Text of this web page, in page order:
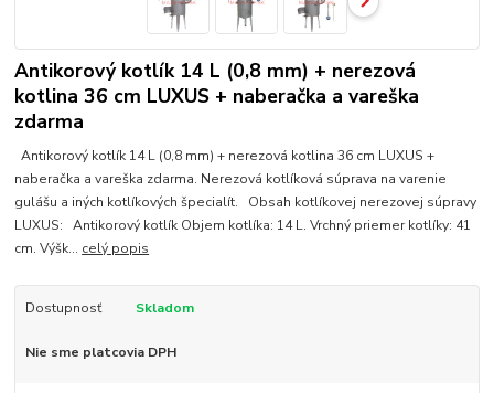
Antikorový kotlík 14 L (0,8 mm) + nerezová
kotlina 36 cm LUXUS + naberačka a vareška
zdarma
Antikorový kotlík 14 L (0,8 mm) + nerezová kotlina 36 cm LUXUS +
naberačka a vareška zdarma. Nerezová kotlíková súprava na varenie
gulášu a iných kotlíkových špecialít. Obsah kotlíkovej nerezovej súpravy
LUXUS: Antikorový kotlík Objem kotlíka: 14 L. Vrchný priemer kotlíky: 41
cm. Výšk... celý popis
Dostupnosť Skladom
Nie sme platcovia DPH